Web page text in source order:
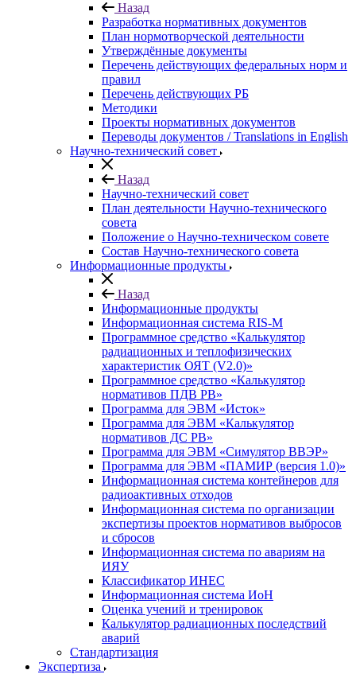
Назад
Разработка нормативных документов
План нормотворческой деятельности
Утверждённые документы
Перечень действующих федеральных норм и
правил
Перечень действующих РБ
Методики
Проекты нормативных документов
Переводы документов / Translations in English
Научно-технический совет
Назад
Научно-технический совет
План деятельности Научно-технического
совета
Положение о Научно-техническом совете
Состав Научно-технического совета
Информационные продукты
Назад
Информационные продукты
Информационная система RIS-M
Программное средство «Калькулятор
радиационных и теплофизических
характеристик ОЯТ (V2.0)»
Программное средство «Калькулятор
нормативов ПДВ РВ»
Программа для ЭВМ «Исток»
Программа для ЭВМ «Калькулятор
нормативов ДС РВ»
Программа для ЭВМ «Симулятор ВВЭР»
Программа для ЭВМ «ПАМИР (версия 1.0)»
Информационная система контейнеров для
радиоактивных отходов
Информационная система по организации
экспертизы проектов нормативов выбросов
и сбросов
Информационная система по авариям на
ИЯУ
Классификатор ИНЕС
Информационная система ИоН
Оценка учений и тренировок
Калькулятор радиационных последствий
аварий
Стандартизация
Экспертиза